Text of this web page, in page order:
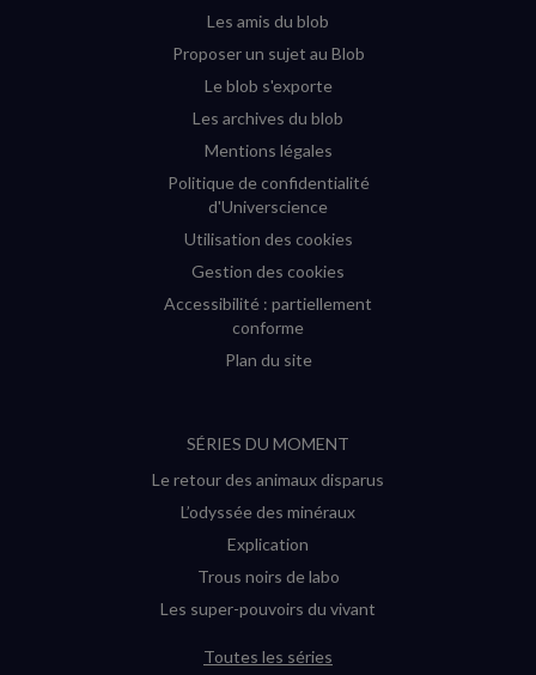
Les amis du blob
Proposer un sujet au Blob
Le blob s'exporte
Les archives du blob
Mentions légales
Politique de confidentialité
d'Universcience
Utilisation des cookies
Gestion des cookies
Accessibilité : partiellement
conforme
Plan du site
SÉRIES DU MOMENT
Le retour des animaux disparus
L’odyssée des minéraux
Explication
Trous noirs de labo
Les super-pouvoirs du vivant
Toutes les séries